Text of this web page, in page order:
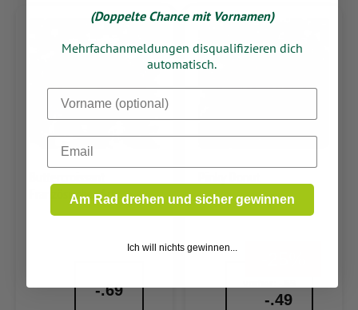
Französischer Art
-.69
-.49
(Doppelte Chance mit Vornamen)
Mehrfachanmeldungen disqualifizieren dich
automatisch.
Dein Vorname
Email
Am Rad drehen und sicher gewinnen
Ich will nichts gewinnen...